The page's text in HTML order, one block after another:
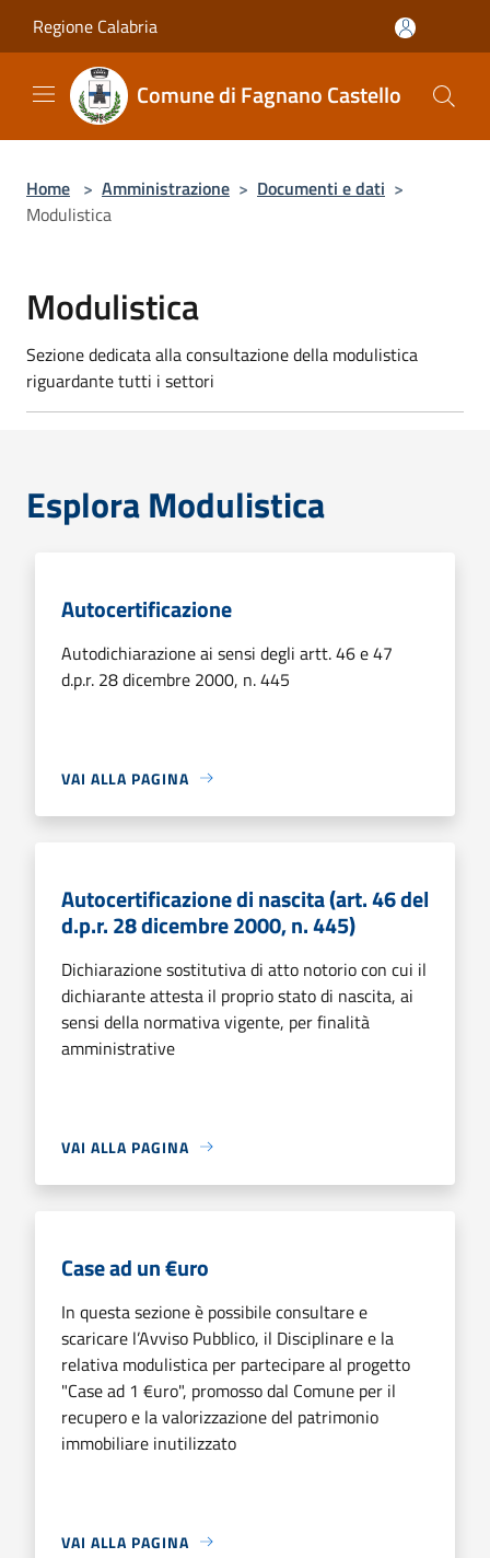
Regione Calabria
Comune di Fagnano Castello
Home > Amministrazione > Documenti e dati >
Modulistica
Modulistica
Sezione dedicata alla consultazione della modulistica
riguardante tutti i settori
Esplora Modulistica
Autocertificazione
Autodichiarazione ai sensi degli artt. 46 e 47
d.p.r. 28 dicembre 2000, n. 445
VAI ALLA PAGINA
Autocertificazione di nascita (art. 46 del
d.p.r. 28 dicembre 2000, n. 445)
Dichiarazione sostitutiva di atto notorio con cui il
dichiarante attesta il proprio stato di nascita, ai
sensi della normativa vigente, per finalità
amministrative
VAI ALLA PAGINA
Case ad un €uro
In questa sezione è possibile consultare e
scaricare l’Avviso Pubblico, il Disciplinare e la
relativa modulistica per partecipare al progetto
"Case ad 1 €uro", promosso dal Comune per il
recupero e la valorizzazione del patrimonio
immobiliare inutilizzato
VAI ALLA PAGINA